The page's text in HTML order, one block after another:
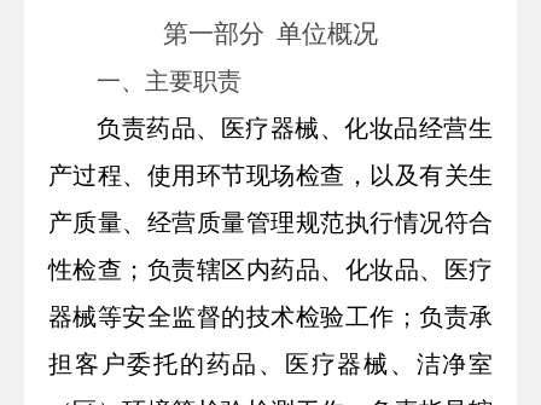
第一部分 单位概况
一、主要职责
负责药品、医疗器械、化妆品经营生
产过程、使用环节现场检查，以及有关生
产质量、经营质量管理规范执行情况符合
性检查；负责辖区内药品、化妆品、医疗
器械等安全监督的技术检验工作；负责承
担客户委托的药品、医疗器械、洁净室